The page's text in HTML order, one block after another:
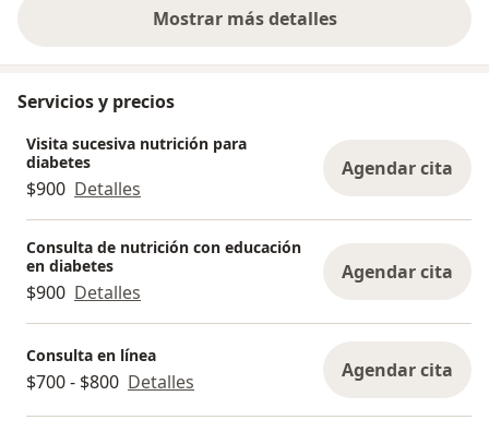
Mostrar más detalles
sobre la experiencia
Servicios y precios
Visita sucesiva nutrición para
diabetes
$900 Detalles
Agendar cita
Consulta de nutrición con educación
en diabetes
$900 Detalles
Agendar cita
Consulta en línea
$700 - $800 Detalles Agendar cita